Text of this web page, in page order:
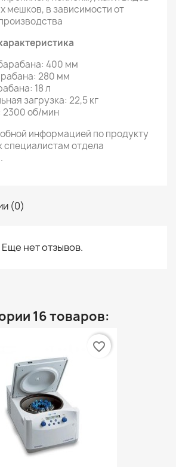
мешков, в зависимости от
400 мм
280 мм
18 л
загрузка: 22,5 кг
2300 об/мин
информацией по продукту
специалистам отдела
(0)
Еще нет отзывов.
16 товаров:
favorite_border